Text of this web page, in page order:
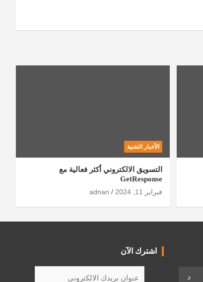
الأخبار التقنية
التسويق الالكتروني أكثر فعالية مع
GetResponse
فبراير 11, 2024
adnan
د
اشترك الآن